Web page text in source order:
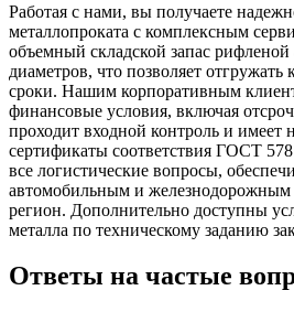
Работая с нами, вы получаете
металлопроката с комплексным
объемный складской запас
диаметров, что позволяет
сроки. Нашим корпоративным
финансовые условия, включая
проходит входной контроль и имеет
сертификаты соответствия ГОСТ
все логистические вопросы,
автомобильным и железнодорожным
регион. Дополнительно доступны
металла по техническому заданию
Ответы на частые